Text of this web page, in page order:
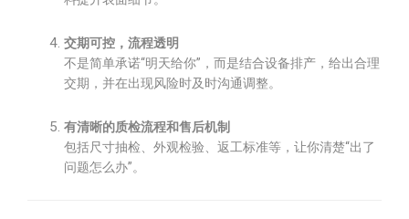
交期可控，流程透明
不是简单承诺“明天给你”，而是结合设备排产，给出合理
交期，并在出现风险时及时沟通调整。
有清晰的质检流程和售后机制
包括尺寸抽检、外观检验、返工标准等，让你清楚“出了
问题怎么办”。